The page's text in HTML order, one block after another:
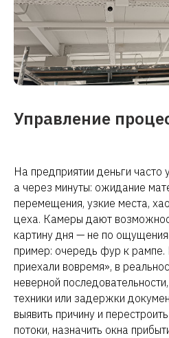
Управление
На предприятии деньги часто
а через минуты: ожидание
перемещения, узкие места,
цеха. Камеры дают
картину дня — не по
пример: очередь фур к рампе.
приехали вовремя», в
неверной
техники или задержки
выявить причину и
потоки, назначить окна